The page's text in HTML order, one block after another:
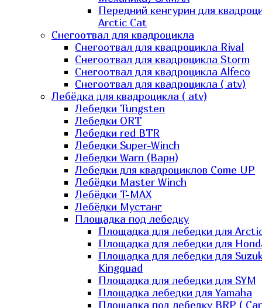
Передний кенгурин для
Arctic Cat
Снегоотвал для квадроцикла
Снегоотвал для квадроцикла Rival
Снегоотвал для квадроцикла Storm
Снегоотвал для квадроцикла Alfeco
Снегоотвал для квадроцикла ( atv)
Лебёдка для квадроцикла ( atv)
Лебедки Tungsten
Лебедки ORT
Лебедки red BTR
Лебедки Super-Winch
Лебедки Warn (Варн)
Лебедки для квадроциклов Come UP
Лебёдки Master Winch
Лебёдки T-MAX
Лебёдки Мустанг
Площадка под лебедку
Площадка для лебедки для
Площадка для лебедки для
Площадка для лебедки для
Kingquad
Площадка для лебедки для SYM
Площадка лебедки для Yamaha
Площадка под лебедку BRP (